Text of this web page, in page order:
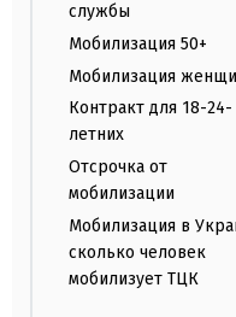
службы
Мобилизация 50+
Мобилизация
Контракт для 18-24-
летних
Отсрочка от
мобилизации
Мобилизация в
сколько человек
мобилизует ТЦК